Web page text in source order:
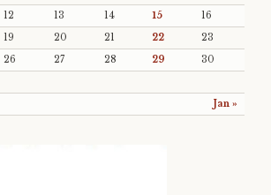
Jan »
12 13 14 15
16
19 20 21 22
23
26 27 28 29
30